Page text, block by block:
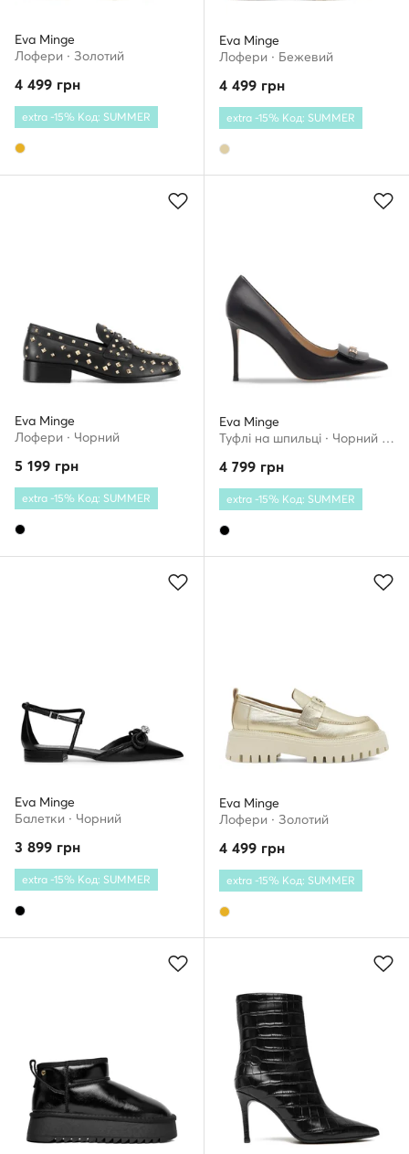
Eva Minge
Лофери · Золотий
4 499 грн
extra -15% Код: SUMMER
Eva Minge
Лофери · Бежевий
4 499 грн
extra -15% Код: SUMMER
Eva Minge
Лофери · Чорний
5 199 грн
extra -15% Код: SUMMER
Eva Minge
Туфлі на шпильці · Чорний · 9.5 см
4 799 грн
extra -15% Код: SUMMER
Eva Minge
Балетки · Чорний
3 899 грн
extra -15% Код: SUMMER
Eva Minge
Лофери · Золотий
4 499 грн
extra -15% Код: SUMMER